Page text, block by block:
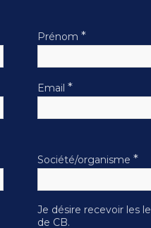
Prénom *
Email *
Société/organisme *
Je désire recevoir les
de CB.